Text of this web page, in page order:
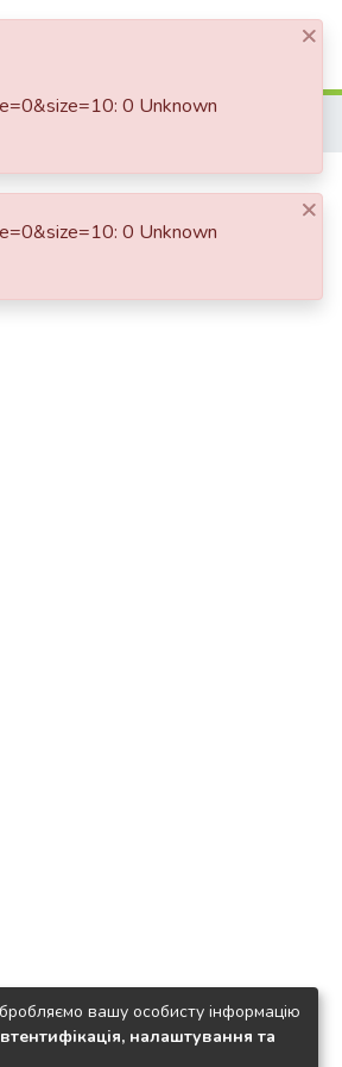
×
0 Unknown
×
0 Unknown
вашу особисту інформацію
налаштування та